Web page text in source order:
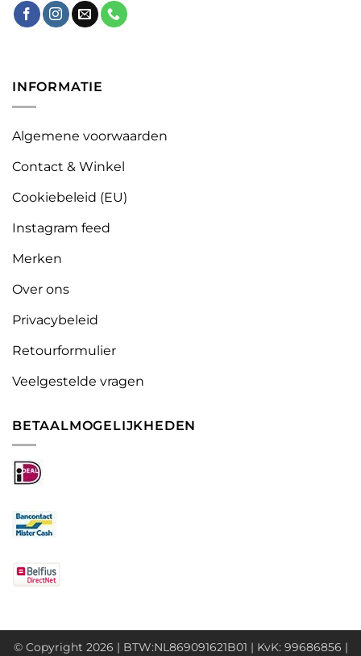
INFORMATIE
Algemene voorwaarden
Contact & Winkel
Cookiebeleid (EU)
Instagram feed
Merken
Over ons
Privacybeleid
Retourformulier
Veelgestelde vragen
BETAALMOGELIJKHEDEN
© Copyright 2026 | BTW:NL869091621B01 | KvK: 99686856 |